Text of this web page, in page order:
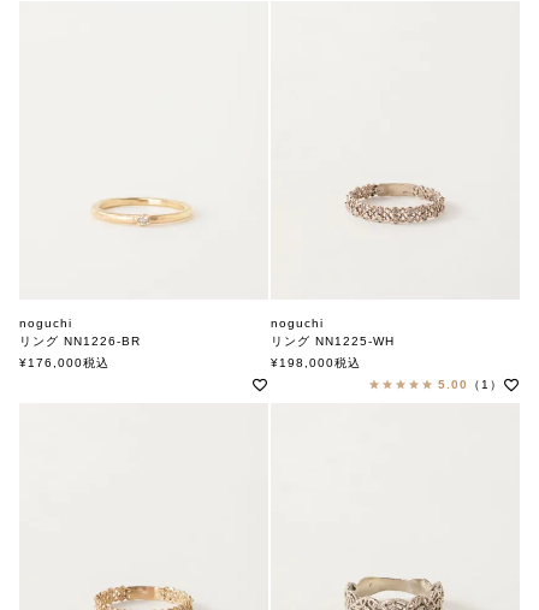
noguchi
リング NN1226-BR
ノグチ
¥176,000税込
noguchi
リング NN1225-WH
ノグチ
¥198,000税込
5.00
（1）